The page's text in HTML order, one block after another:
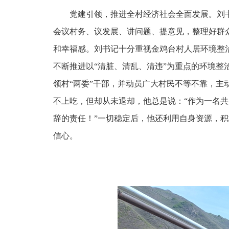
党建引领，推进全村经济社会全面发展。
会议村务、议发展、讲问题、提意见，整理好群
和幸福感。刘书记十分重视金鸡台村人居环境
不断推进以“清脏、清乱、清违”为重点的环境整
领村“两委”干部，并动员广大村民不等不靠，
不上吃，但却从未退却，他总是说：“作为一名
辞的责任！”一切稳定后，他还利用自身资源，
信心。